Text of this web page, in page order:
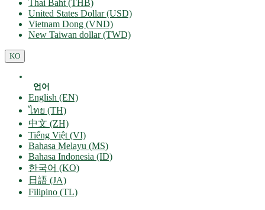
Thai Baht (THB)
United States Dollar (USD)
Vietnam Dong (VND)
New Taiwan dollar (TWD)
KO
언어
English (EN)
ไทย (TH)
中文 (ZH)
Tiếng Việt (VI)
Bahasa Melayu (MS)
Bahasa Indonesia (ID)
한국어 (KO)
日語 (JA)
Filipino (TL)